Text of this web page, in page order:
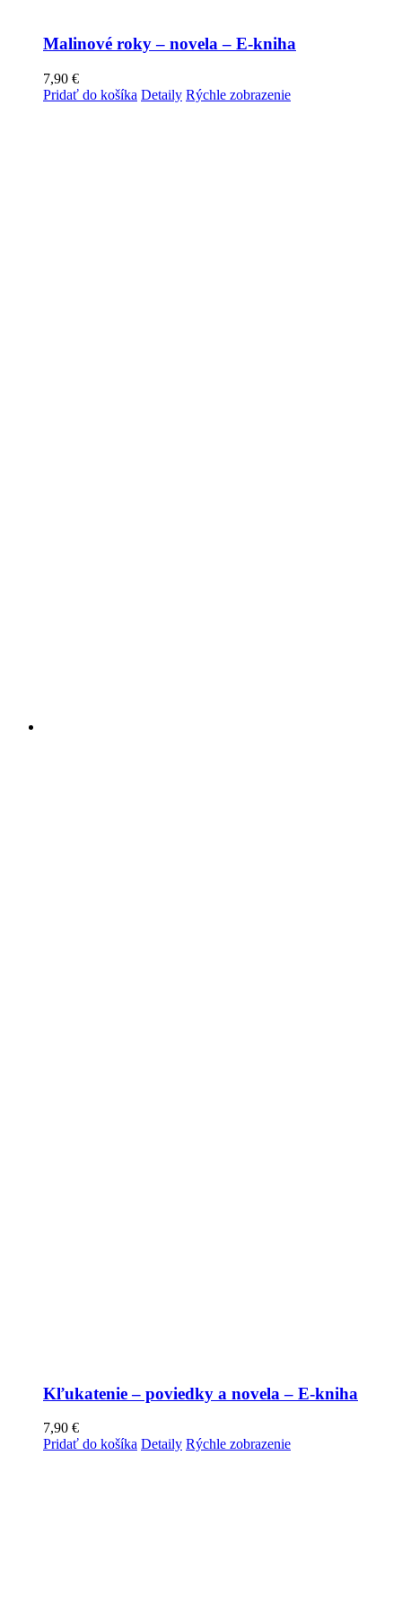
Malinové roky – novela – E-kniha
7,90 €
Pridať do košíka Detaily Rýchle zobrazenie
Kľukatenie – poviedky a novela – E-kniha
7,90 €
Pridať do košíka Detaily Rýchle zobrazenie